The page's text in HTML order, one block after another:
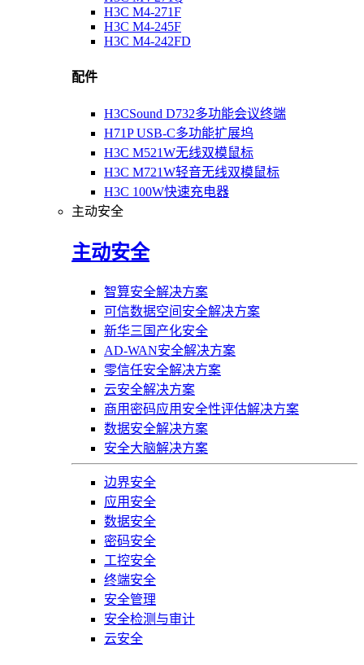
H3C M4-271F
H3C M4-245F
H3C M4-242FD
配件
H3CSound D732多功能会议终端
H71P USB-C多功能扩展坞
H3C M521W无线双模鼠标
H3C M721W轻音无线双模鼠标
H3C 100W快速充电器
主动安全
主动安全
智算安全解决方案
可信数据空间安全解决方案
新华三国产化安全
AD-WAN安全解决方案
零信任安全解决方案
云安全解决方案
商用密码应用安全性评估解决方案
数据安全解决方案
安全大脑解决方案
边界安全
应用安全
数据安全
密码安全
工控安全
终端安全
安全管理
安全检测与审计
云安全